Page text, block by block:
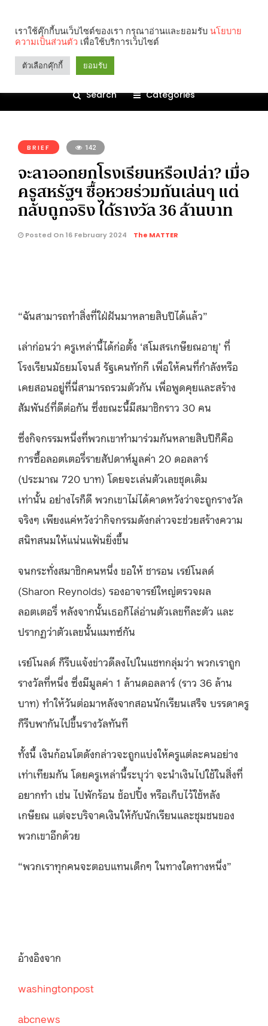
Search Categories
BRIEF 142
จะลาออกยกโรงเรียนหรือเปล่า? เมื่อ
ครูสหรัฐฯ ซื้อหวยร่วมกันเล่นๆ แต่
กลับถูกจริง ได้รางวัล 36 ล้านบาท
Posted On 16 February 2024 The MATTER
“ฉันสามารถทําสิ่งที่ใฝ่ฝันมาหลายสิบปีได้แล้ว”
เล่าก่อนว่า ครูเหล่านี้ได้ก่อตั้ง ‘สโมสรเกษียณอายุ’ ที่
โรงเรียนมัธยมโจนส์ รัฐเคนทักกี เพื่อให้คนที่กำลังหรือ
เคยสอนอยู่ที่นี่สามารถรวมตัวกัน เพื่อพูดคุยและสร้าง
สัมพันธ์ที่ดีต่อกัน ซึ่งขณะนี้มีสมาชิกราว 30 คน
ซึ่งกิจกรรมหนึ่งที่พวกเขาทำมาร่วมกันหลายสิบปีก็คือ
การซื้อลอตเตอรี่รายสัปดาห์มูลค่า 20 ดอลลาร์
(ประมาณ​ 720 บาท) โดยจะเล่นตัวเลขชุดเดิม
เท่านั้น อย่างไรก็ดี พวกเขาไม่ได้คาดหวังว่าจะถูกรางวัล
จริงๆ เพียงแค่หวังว่ากิจกรรมดังกล่าวจะช่วยสร้างความ
สนิทสนมให้แน่นแฟ้นยิ่งขึ้น
จนกระทั่งสมาชิกคนหนึ่ง ขอให้ ชารอน เรย์โนลด์
(Sharon Reynolds) รองอาจารย์ใหญ่ตรวจผล
ลอตเตอรี่ หลังจากนั้นเธอก็ไล่อ่านตัวเลขทีละตัว และ
ปรากฏว่าตัวเลขนั้นแมทซ์กัน
เรย์โนลด์ ก็รีบแจ้งข่าวดีลงไปในแชทกลุ่มว่า พวกเราถูก
รางวัลที่หนึ่ง ซึ่งมีมูลค่า 1 ล้านดอลลาร์ (ราว 36 ล้าน
บาท) ทำให้วันต่อมาหลังจากสอนนักเรียนเสร็จ บรรดาครู
ก็รีบพากันไปขึ้นรางวัลทันที
ทั้งนี้ เงินก้อนโตดังกล่าวจะถูกแบ่งให้ครูแต่ละคนอย่าง
เท่าเทียมกัน โดยครูเหล่านี้ระบุว่า จะนำเงินไปใช้ในสิ่งที่
อยากทำ เช่น ไปพักร้อน ช้อปปิ้ง หรือเก็บไว้ใช้หลัง
เกษียณ แต่จะบริจาคเงินให้กับนักเรียนและชุมชนของ
พวกเขาอีกด้วย
“พวกเราทุกคนจะตอบแทนเด็กๆ ในทางใดทางหนึ่ง”
อ้างอิงจาก
washingtonpost
abcnews
เราใช้คุ๊กกี้บนเว็บไซต์ของเรา กรุณาอ่านและยอมรับ นโยบาย
ความเป็นส่วนตัว เพื่อใช้บริการเว็บไซต์
ตัวเลือกคุ๊กกี้ ยอมรับ